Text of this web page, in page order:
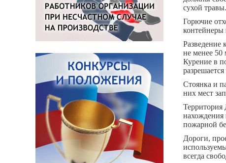
сухой травы.
Горючие
контейнеры
Разведение
не менее 50
Курение в
Стоянка и
них мест
Территория
нахождения
пожарной
Дороги,
всегда